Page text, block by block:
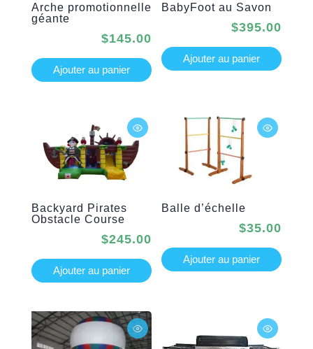
Arche promotionnelle
géante
$145.00
Ajouter au panier
BabyFoot au Savon
$395.00
Ajouter au panier
Backyard Pirates
Obstacle Course
$245.00
Ajouter au panier
Balle d’échelle
$35.00
Ajouter au panier